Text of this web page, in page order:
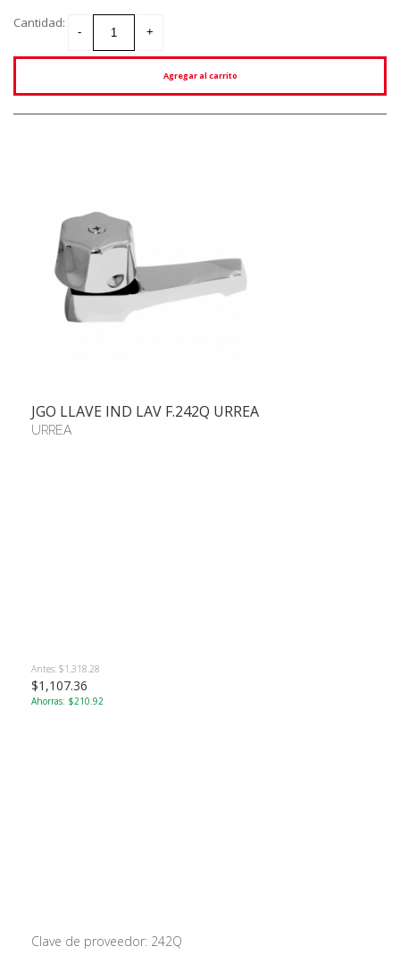
Cantidad:
Agregar al carrito
JGO LLAVE IND LAV F.242Q URREA
URREA
Antes: $1,318.28
$1,107.36
Ahorras: $210.92
Clave de proveedor: 242Q